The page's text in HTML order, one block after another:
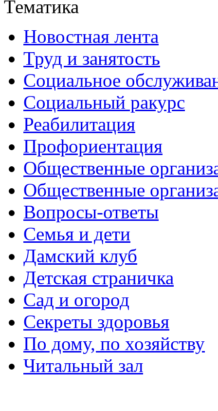
Тематика
Новостная лента
Труд и занятость
Социальное
Социальный ракурс
Реабилитация
Профориентация
Общественные
Общественные
Вопросы-ответы
Семья и дети
Дамский клуб
Детская страничка
Сад и огород
Секреты здоровья
По дому, по хозяйству
Читальный зал